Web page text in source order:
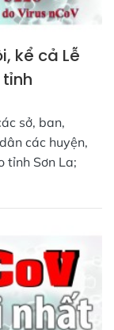
kể cả Lễ
sở, ban,
các huyện,
tỉnh Sơn La;